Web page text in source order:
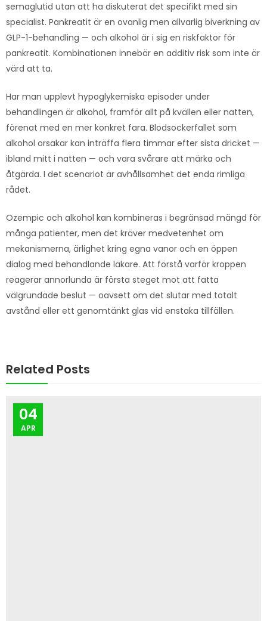
semaglutid utan att ha diskuterat det specifikt med sin
specialist. Pankreatit är en ovanlig men allvarlig biverkning av
GLP-1-behandling — och alkohol är i sig en riskfaktor för
pankreatit. Kombinationen innebär en additiv risk som inte är
värd att ta.
Har man upplevt hypoglykemiska episoder under
behandlingen är alkohol, framför allt på kvällen eller natten,
förenat med en mer konkret fara. Blodsockerfallet som
alkohol orsakar kan inträffa flera timmar efter sista dricket —
ibland mitt i natten — och vara svårare att märka och
åtgärda. I det scenariot är avhållsamhet det enda rimliga
rådet.
Ozempic och alkohol kan kombineras i begränsad mängd för
många patienter, men det kräver medvetenhet om
mekanismerna, ärlighet kring egna vanor och en öppen
dialog med behandlande läkare. Att förstå varför kroppen
reagerar annorlunda är första steget mot att fatta
välgrundade beslut — oavsett om det slutar med totalt
avstånd eller ett genomtänkt glas vid enstaka tillfällen.
Related Posts
04
APR